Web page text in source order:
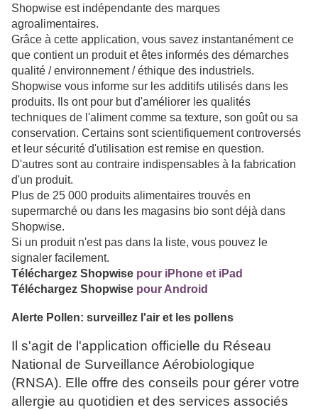
Shopwise est indépendante des marques
agroalimentaires.
Grâce à cette application, vous savez instantanément ce
que contient un produit et êtes informés des démarches
qualité / environnement / éthique des industriels.
Shopwise vous informe sur les additifs utilisés dans les
produits. Ils ont pour but d'améliorer les qualités
techniques de l'aliment comme sa texture, son goût ou sa
conservation. Certains sont scientifiquement controversés
et leur sécurité d'utilisation est remise en question.
D'autres sont au contraire indispensables à la fabrication
d'un produit.
Plus de 25 000 produits alimentaires trouvés en
supermarché ou dans les magasins bio sont déjà dans
Shopwise.
Si un produit n'est pas dans la liste, vous pouvez le
signaler facilement.
Téléchargez Shopwise pour iPhone et iPad
Téléchargez Shopwise pour Android
Alerte Pollen: surveillez l'air et les pollens
Il s'agit de l'application officielle du Réseau
National de Surveillance Aérobiologique
(RNSA). Elle offre des conseils pour gérer votre
allergie au quotidien et des services associés